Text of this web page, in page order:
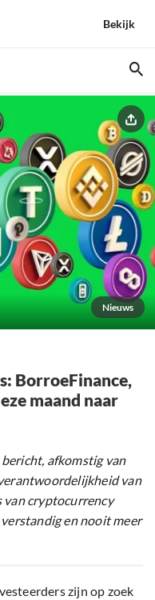
Bekijk
Nieuws
BorroeFinance,
maand naar
afkomstig van
van
van cryptocurrency
verstandig en nooit meer
zijn op zoek